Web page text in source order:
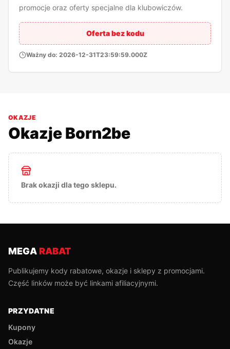
promocje oraz oferty specjalne dla klubowiczów.
Oferta bez kodu
Ważny do: 2026-12-31T23:59:59.000Z
OKAZJE
OkazjeBorn2be
Brak okazji dla tego sklepu.
MEGARABAT
Publikujemy kody rabatowe, okazje i sklepy z promocjami.
Część linków może być linkami afiliacyjnymi.
PRZYDATNE
Kupony
Okazje